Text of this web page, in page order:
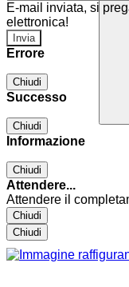
E-mail inviata, si
elettronica!
Errore
Chiudi
Successo
Chiudi
Informazione
Chiudi
Attendere...
Attendere il
Chiudi
Chiudi